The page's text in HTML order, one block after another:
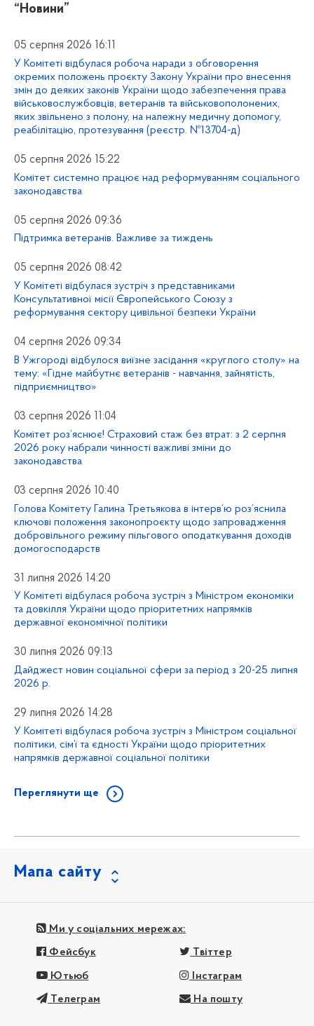
“Новини”
05 серпня 2026 16:11
У Комітеті відбулася робоча наради з обговорення
окремих положень проєкту Закону України про внесення
змін до деяких законів України щодо забезпечення права
військовослужбовців, ветеранів та військовополонених,
яких звільнено з полону, на належну медичну допомогу,
реабілітацію, протезування (реєстр. №13704-д)
05 серпня 2026 15:22
Комітет системно працює над реформуванням соціального
законодавства
05 серпня 2026 09:36
Підтримка ветеранів. Важливе за тиждень
05 серпня 2026 08:42
У Комітеті відбулася зустріч з представниками
Консультативної місії Європейського Союзу з
реформування сектору цивільної безпеки України
04 серпня 2026 09:34
В Ужгороді відбулося виїзне засідання «круглого столу» на
тему: «Гідне майбутнє ветеранів - навчання, зайнятість,
підприємництво»
03 серпня 2026 11:04
Комітет роз’яснює! Страховий стаж без втрат: з 2 серпня
2026 року набрали чинності важливі зміни до
законодавства
03 серпня 2026 10:40
Голова Комітету Галина Третьякова в інтерв’ю роз’яснила
ключові положення законопроєкту щодо запровадження
добровільного режиму пільгового оподаткування доходів
домогосподарств
31 липня 2026 14:20
У Комітеті відбулася робоча зустріч з Міністром економіки
та довкілля України щодо пріоритетних напрямків
державної економічної політики
30 липня 2026 09:13
Дайджест новин соціальної сфери за період з 20-25 липня
2026 р.
29 липня 2026 14:28
У Комітеті відбулася робоча зустріч з Міністром соціальної
політики, сім’ї та єдності України щодо пріоритетних
напрямків державної соціальної політики
Переглянути ще
Мапа сайту
Ми у соціальних мережах:
Фейсбук Твіттер
Ютьюб Інстаграм
Телеграм На пошту